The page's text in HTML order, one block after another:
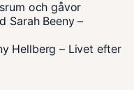
och gåvor
Sarah Beeny –
Hellberg – Livet efter